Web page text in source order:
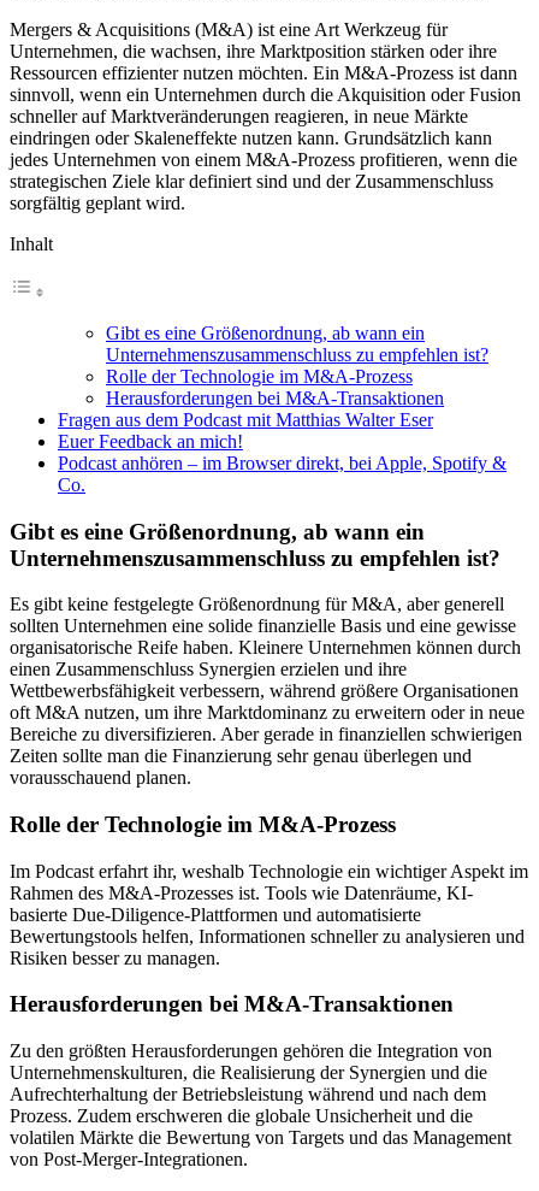
Mergers & Acquisitions (M&A) ist eine Art Werkzeug für
Unternehmen, die wachsen, ihre Marktposition stärken oder ihre
Ressourcen effizienter nutzen möchten. Ein M&A-Prozess ist dann
sinnvoll, wenn ein Unternehmen durch die Akquisition oder Fusion
schneller auf Marktveränderungen reagieren, in neue Märkte
eindringen oder Skaleneffekte nutzen kann. Grundsätzlich kann
jedes Unternehmen von einem M&A-Prozess profitieren, wenn die
strategischen Ziele klar definiert sind und der Zusammenschluss
sorgfältig geplant wird.
Inhalt
Gibt es eine Größenordnung, ab wann ein
Unternehmenszusammenschluss zu empfehlen ist?
Rolle der Technologie im M&A-Prozess
Herausforderungen bei M&A-Transaktionen
Fragen aus dem Podcast mit Matthias Walter Eser
Euer Feedback an mich!
Podcast anhören – im Browser direkt, bei Apple, Spotify &
Co.
Gibt es eine Größenordnung, ab wann ein
Unternehmenszusammenschluss zu empfehlen ist?
Es gibt keine festgelegte Größenordnung für M&A, aber generell
sollten Unternehmen eine solide finanzielle Basis und eine gewisse
organisatorische Reife haben. Kleinere Unternehmen können durch
einen Zusammenschluss Synergien erzielen und ihre
Wettbewerbsfähigkeit verbessern, während größere Organisationen
oft M&A nutzen, um ihre Marktdominanz zu erweitern oder in neue
Bereiche zu diversifizieren. Aber gerade in finanziellen schwierigen
Zeiten sollte man die Finanzierung sehr genau überlegen und
vorausschauend planen.
Rolle der Technologie im M&A-Prozess
Im Podcast erfahrt ihr, weshalb Technologie ein wichtiger Aspekt im
Rahmen des M&A-Prozesses ist. Tools wie Datenräume, KI-
basierte Due-Diligence-Plattformen und automatisierte
Bewertungstools helfen, Informationen schneller zu analysieren und
Risiken besser zu managen.
Herausforderungen bei M&A-Transaktionen
Zu den größten Herausforderungen gehören die Integration von
Unternehmenskulturen, die Realisierung der Synergien und die
Aufrechterhaltung der Betriebsleistung während und nach dem
Prozess. Zudem erschweren die globale Unsicherheit und die
volatilen Märkte die Bewertung von Targets und das Management
von Post-Merger-Integrationen.